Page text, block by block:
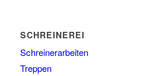
SCHREINEREI
Schreinerarbeiten
Treppen